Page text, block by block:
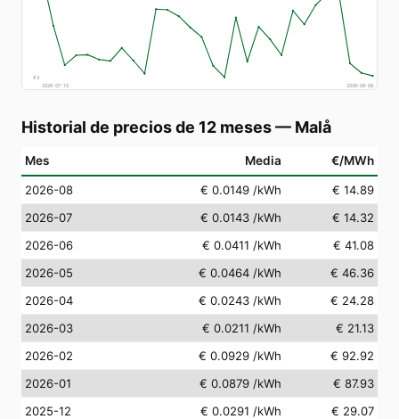
€3
2026-07-10
2026-08-08
Historial de precios de 12 meses— Malå
Mes Media €/MWh
2026-08 € 0.0149 /kWh
€ 14.89
2026-07
€ 0.0143 /kWh
€ 14.32
2026-06
€ 0.0411 /kWh
€ 41.08
2026-05
€ 0.0464 /kWh
€ 46.36
2026-04
€ 0.0243 /kWh
€ 24.28
2026-03
€ 0.0211 /kWh
€ 21.13
2026-02
€ 0.0929 /kWh
€ 92.92
2026-01
€ 0.0879 /kWh
€ 87.93
2025-12
€ 0.0291 /kWh
€ 29.07